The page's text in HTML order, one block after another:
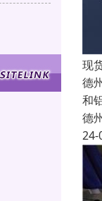
现
德
和
德
24-